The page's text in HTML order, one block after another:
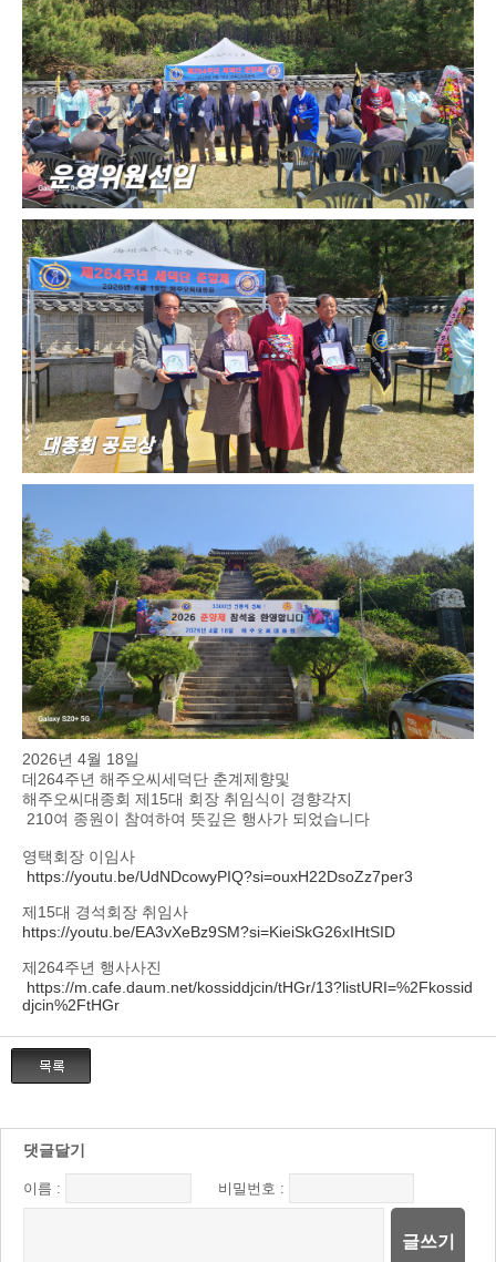
2026년 4월 18일
데264주년 해주오씨세덕단 춘계제향및
해주오씨대종회 제15대 회장 취임식이 경향각지
210여 종원이 참여하여 뜻깊은 행사가 되었습니다
영택회장 이임사
https://youtu.be/UdNDcowyPIQ?si=ouxH22DsoZz7per3
제15대 경석회장 취임사
https://youtu.be/EA3vXeBz9SM?si=KieiSkG26xIHtSID
제264주년 행사사진
https://m.cafe.daum.net/kossiddjcin/tHGr/13?listURI=%2Fkossid
djcin%2FtHGr
댓글달기
이름 : 비밀번호 :
글쓰기